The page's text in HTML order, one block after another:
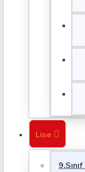
Lise
9.Sınıf